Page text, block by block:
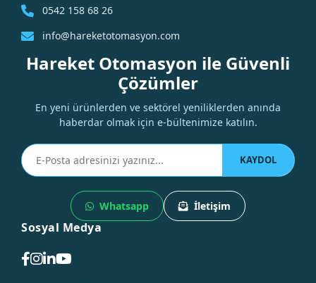
0542 158 68 26
info@hareketotomasyon.com
Hareket Otomasyon ile Güvenli
Çözümler
En yeni ürünlerden ve sektörel yeniliklerden anında
haberdar olmak için e-bültenimize katılın.
KAYDOL
Whatsapp İletişim
Sosyal Medya